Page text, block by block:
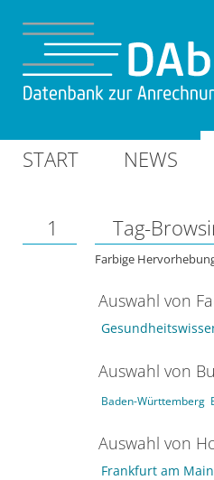
START NEWS
1 Tag-
Farbige
Auswahl von
Auswahl von
Baden-Württemberg
Auswahl von
Frankfurt am Main